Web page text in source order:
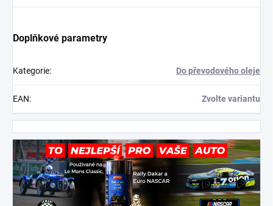
Doplňkové parametry
Kategorie: Do převodového oleje
EAN: Zvolte variantu